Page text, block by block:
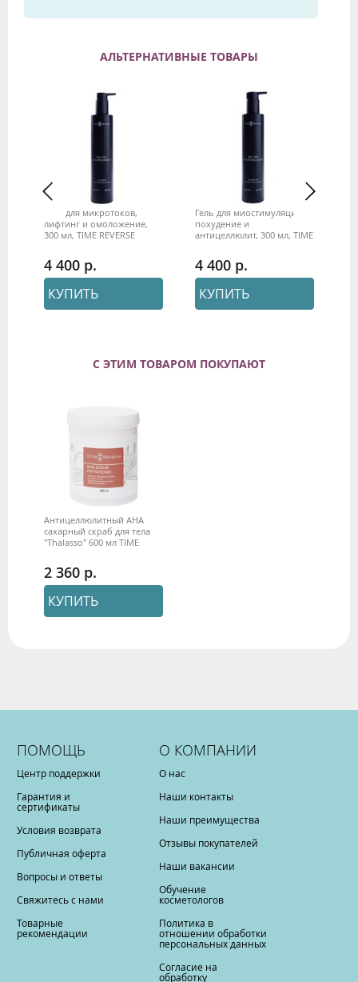
АЛЬТЕРНАТИВНЫЕ ТОВАРЫ
Гель для микротоков,
лифтинг и омоложение,
300 мл, TIME REVERSE
4 400
КУПИТЬ
Гель для миостимуляции,
похудение и
антицеллюлит, 300 мл, TIME
4 400
КУПИТЬ
С ЭТИМ ТОВАРОМ ПОКУПАЮТ
Антицеллюлитный AHA
сахарный скраб для тела
"Thalasso" 600 мл TIME
2 360
КУПИТЬ
ПОМОЩЬ
Центр поддержки
Гарантия и
сертификаты
Условия возврата
Публичная оферта
Вопросы и ответы
Свяжитесь с нами
Товарные
рекомендации
О КОМПАНИИ
О нас
Наши контакты
Наши преимущества
Отзывы покупателей
Наши вакансии
Обучение
косметологов
Политика в
отношении обработки
персональных данных
Согласие на
обработку